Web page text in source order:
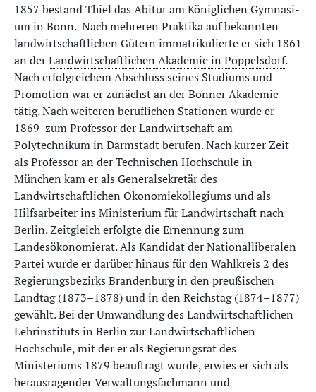
1857 bestand Thiel das Ab­itur am Kö­nig­li­chen Gym­na­si­
um in Bonn. Nach mehreren Praktika auf bekannten
landwirtschaftlichen Gütern im­ma­tri­ku­lier­te er sich 1861
an derLand­wirt­schaft­li­chen Aka­de­mie in Pop­pels­dorf.
Nach erfolgreichem Abschluss seines Studiums und
Promotion war er zunächst an der Bonner Akademie
tätig. Nach weiteren beruflichen Stationen wurde er
1869 zum Professor der Landwirtschaft am
Polytechnikum in Darmstadt berufen. Nach kurzer Zeit
als Professor an der Technischen Hochschule in
München kam er als Generalsekretär des
Landwirtschaftlichen Ökonomiekollegiums und als
Hilfsarbeiter ins Ministerium für Landwirtschaft nach
Berlin. Zeitgleich erfolgte die Ernennung zum
Landesökonomierat. Als Kandidat der Nationalliberalen
Partei wurde er darüber hinaus für den Wahlkreis 2 des
Regierungsbezirks Brandenburg in den preußischen
Landtag (1873–1878) und in den Reichstag (1874–1877)
gewählt. Bei der Umwandlung des Landwirtschaftlichen
Lehrinstituts in Berlin zur Landwirtschaftlichen
Hochschule, mit der er als Regierungsrat des
Ministeriums 1879 beauftragt wurde, erwies er sich als
herausragender Verwaltungsfachmann und